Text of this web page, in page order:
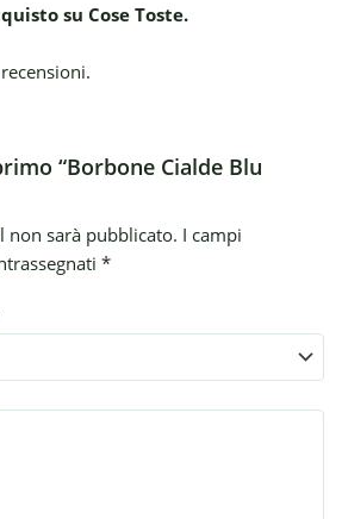
su Cose Toste.
“Borbone Cialde Blu
non sarà pubblicato. I campi
*